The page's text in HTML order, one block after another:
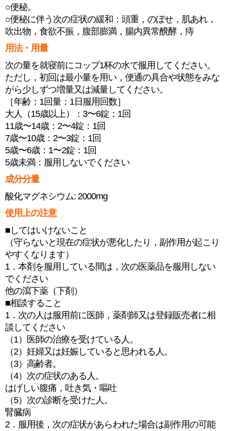
○便秘。
○便秘に伴う次の症状の緩和：頭重，のぼせ，肌あれ，
吹出物，食欲不振，腹部膨満，腸内異常醗酵，痔
用法・用量
次の量を就寝前にコップ1杯の水で服用してください。
ただし，初回は最小量を用い，便通の具合や状態をみな
がら少しずつ増量又は減量してください。
［年齢：1回量：1日服用回数］
大人（15歳以上）：3〜6錠：1回
11歳〜14歳：2〜4錠：1回
7歳〜10歳：2〜3錠：1回
5歳〜6歳：1〜2錠：1回
5歳未満：服用しないでください
成分分量
酸化マグネシウム: 2000mg
使用上の注意
■してはいけないこと
（守らないと現在の症状が悪化したり，副作用が起こり
やすくなります）
1．本剤を服用している間は，次の医薬品を服用しない
でください
他の瀉下薬（下剤）
■相談すること
1．次の人は服用前に医師，薬剤師又は登録販売者に相
談してください
（1）医師の治療を受けている人。
（2）妊婦又は妊娠していると思われる人。
（3）高齢者。
（4）次の症状のある人。
はげしい腹痛，吐き気・嘔吐
（5）次の診断を受けた人。
腎臓病
2．服用後，次の症状があらわれた場合は副作用の可能